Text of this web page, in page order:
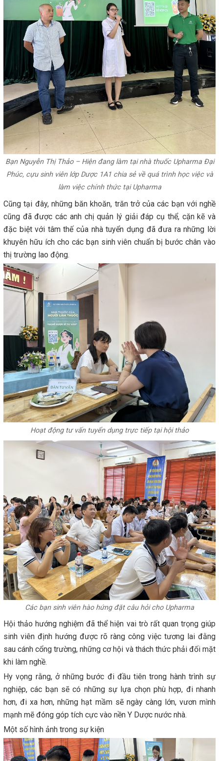
Bạn Nguyễn Thị Thảo – Hiện đang làm tại nhà thuốc Upharma Đại
Phúc, cựu sinh viên lớp Dược 1A1 chia sẻ về quá trình học việc và
làm việc chính thức tại Upharma
Cũng tại đây, những băn khoăn, trăn trở của các bạn với nghề
cũng đã được các anh chị quản lý giải đáp cụ thể, cặn kẽ và
đặc biệt với tâm thế của nhà tuyển dụng đã đưa ra những lời
khuyên hữu ích cho các bạn sinh viên chuẩn bị bước chân vào
thị trường lao động.
Hoạt động tư vấn tuyển dụng trực tiếp tại hội thảo
Các bạn sinh viên hào hứng đặt câu hỏi cho Upharma
Hội thảo hướng nghiệm đã thể hiện vai trò rất quan trọng giúp
sinh viên định hướng được rõ ràng công việc tương lai đằng
sau cánh cổng trường, những cơ hội và thách thức phải đối mặt
khi làm nghề.
Hy vọng rằng, ở những bước đi đầu tiên trong hành trình sự
nghiệp, các bạn sẽ có những sự lựa chọn phù hợp, đi nhanh
hơn, đi xa hơn, những hạt mầm sẽ ngày càng lớn, vươn mình
mạnh mẽ đóng góp tích cực vào nền Y Dược nước nhà.
Một số hình ảnh trong sự kiện